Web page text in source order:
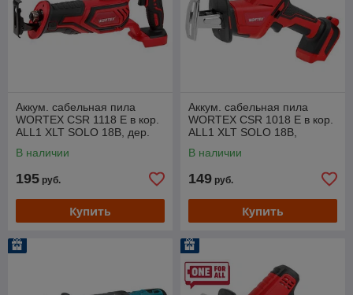
Аккум. сабельная пила
WORTEX CSR 1118 E в кор.
ALL1 XLT SOLO 18В, дер.
В наличии
195 руб.
Купить
Аккум. сабельная пила
WORTEX CSR 1018 E в кор.
ALL1 XLT SOLO 18В,
В наличии
149 руб.
Купить